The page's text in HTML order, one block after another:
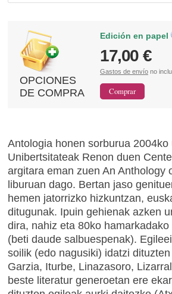
OPCIONES
DE COMPRA
Edición en papel
17,00 €
Gastos de envío no
Antologia honen sorburua
Unibertsitateak Renon duen
argitara eman zuen An Anthology
liburuan dago. Bertan jaso
hemen jatorrizko hizkuntzan,
ditugunak. Ipuin gehienak azken
dira, nahiz eta 80ko
(beti daude salbuespenak).
soilik (edo nagusiki) idatzi
Garzia, Iturbe, Linazasoro,
beste literatur generoetan ere